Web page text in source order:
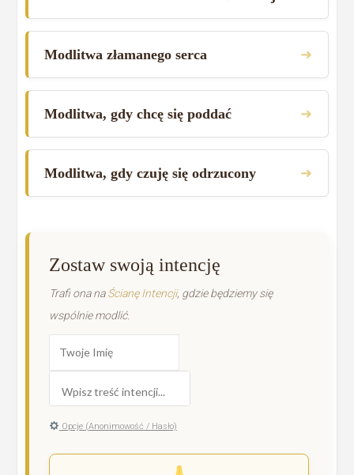
Modlitwa złamanego serca ➜
Modlitwa, gdy chcę się poddać ➜
Modlitwa, gdy czuję się odrzucony ➜
Zostaw swoją intencję
Trafi ona naŚcianę Intencji, gdzie będziemy się
wspólnie modlić.
Opcje (Anonimowość / Hasło)